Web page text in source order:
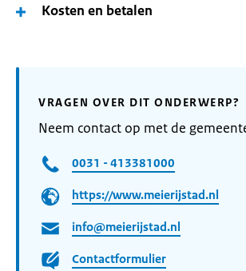
Kosten en betalen
VRAGEN OVER DIT ONDERWERP?
Neem contact op met de
0031 - 413381000
https://www.meierijstad.nl
info@meierijstad.nl
Contactformulier